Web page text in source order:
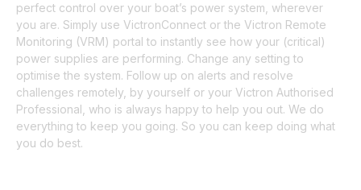
perfect control over your boat’s power system, wherever
you are. Simply use VictronConnect or the Victron Remote
Monitoring (VRM) portal to instantly see how your (critical)
power supplies are performing. Change any setting to
optimise the system. Follow up on alerts and resolve
challenges remotely, by yourself or your Victron Authorised
Professional, who is always happy to help you out. We do
everything to keep you going. So you can keep doing what
you do best.